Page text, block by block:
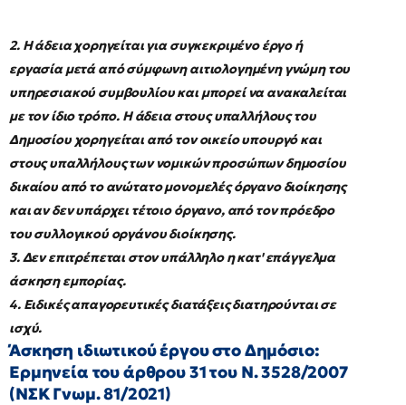
2. Η άδεια χορηγείται για συγκεκριμένο έργο ή
εργασία μετά από σύμφωνη αιτιολογημένη γνώμη του
υπηρεσιακού συμβουλίου και μπορεί να ανακαλείται
με τον ίδιο τρόπο. Η άδεια στους υπαλλήλους του
Δημοσίου χορηγείται από τον οικείο υπουργό και
στους υπαλλήλους των νομικών προσώπων δημοσίου
δικαίου από το ανώτατο μονομελές όργανο διοίκησης
και αν δεν υπάρχει τέτοιο όργανο, από τον πρόεδρο
του συλλογικού οργάνου διοίκησης.
3. Δεν επιτρέπεται στον υπάλληλο η κατ' επάγγελμα
άσκηση εμπορίας.
4. Ειδικές απαγορευτικές διατάξεις διατηρούνται σε
ισχύ.
Άσκηση ιδιωτικού έργου στο Δημόσιο:
Ερμηνεία του άρθρου 31 του Ν. 3528/2007
(ΝΣΚ Γνωμ. 81/2021)